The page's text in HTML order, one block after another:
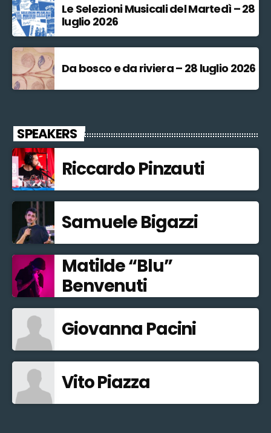
Le Selezioni Musicali del Martedì – 28
luglio 2026
Da bosco e da riviera – 28 luglio 2026
SPEAKERS
Riccardo Pinzauti
Samuele Bigazzi
Matilde “Blu”
Benvenuti
Giovanna Pacini
Vito Piazza